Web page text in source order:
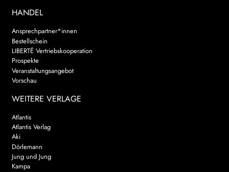
HANDEL
Ansprechpartner*innen
Bestellschein
LIBERTÉ Vertriebskooperation
Prospekte
Veranstaltungsangebot
Vorschau
WEITERE VERLAGE
Atlantis
Atlantis Verlag
Aki
Dörlemann
Jung und Jung
Kampa